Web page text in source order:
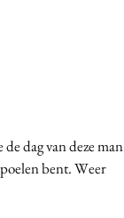
dag van deze man
bent. Weer